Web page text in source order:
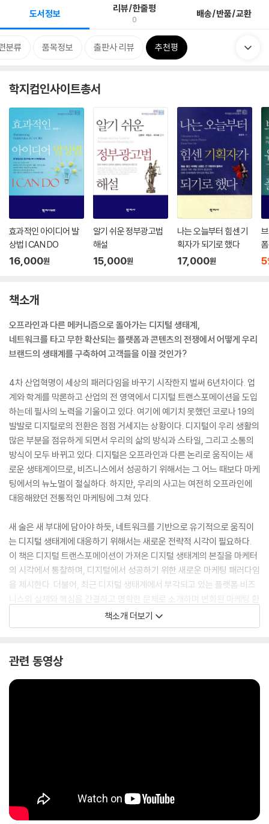
도서정보 리뷰/한줄평
0 배송/반품/교환
분류 품목정보 출판사 리뷰 추천평
학지컴인사이트총서
효과적인 아이디어 발
상법 I CAN DO
16,000원
알기 쉬운 정부광고법
해설
15,000원
나는 오늘부터 힘센 기
획자가 되기로 했다
17,000원 5
책소개
오프라인과 다른 메커니즘으로 돌아가는 디지털 생태계,
네트워크를 타고 무한 확산되는 플랫폼과 콘텐츠의 전쟁에서 어떻게 우리
브랜드의 생태계를 구축하여 고객들을 이끌 것인가?
4차 산업혁명이 세상의 패러다임을 바꾸기 시작한지 벌써 6년차이다. 업
계와 학계를 막론하고 산업의 전 영역에서 디지털 트랜스포메이션을 도입
하는데 필사의 노력을 기울이고 있다. 여기에 예기치 못했던 코로나 19의
발발로 디지털로의 전환은 점점 거세지는 상황이다. 디지털이 우리 생활의
많은 부분을 점유하게 되면서 우리의 삶의 방식과 스타일, 그리고 소통의
방식이 모두 바뀌고 있다. 디지털은 오프라인과 다른 논리로 움직이는 새
로운 생태계이므로, 비즈니스에서 성공하기 위해서는 그 어느 때보다 마케
팅에서의 뉴노멀이 절실하다. 하지만, 우리의 사고는 여전히 오프라인에
대응해왔던 전통적인 마케팅에 그쳐 있다.
새 술은 새 부대에 담아야 하듯, 네트워크를 기반으로 유기적으로 움직이
는 디지털 생태계에 대응하기 위해서는 새로운 전략적 시각이 필요하다.
이 책은 디지털 트랜스포메이션이 가져온 디지털 생태계의 본질을 마케터
의 시각에서 통찰하며, 디지털에서 성공하기 위한 새로운 마케팅 패러다임
을 제시한다. 더불어, 최근 디지털 생태계에서 부각되고 있는 플랫폼 비즈
니스의 실체와 핵심을 간결하고 명확한 문체로 소개하며 변화된 마케팅 환
경의 본질을 꿰뚫어 준다. 더 나아가 복잡한 디지털 비즈니스의 세계에서
살아남기 위해 우리만의 브랜드 생태계를 구축하고 운영하는 구체적인 가
노멀 전략을 펼치고 있다.
책소개 더보기
관련 동영상